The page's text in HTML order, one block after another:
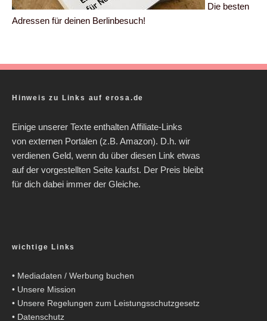
Die besten
Adressen für deinen Berlinbesuch!
Hinweis zu Links auf erosa.de
Einige unserer Texte enthalten Affiliate-Links
von externen Portalen (z.B. Amazon). D.h. wir
verdienen Geld, wenn du über diesen Link etwas
auf der vorgestellten Seite kaufst. Der Preis bleibt
für dich dabei immer der Gleiche.
wichtige Links
• Mediadaten / Werbung buchen
• Unsere Mission
• Unsere Regelungen zum Leistungsschutzgesetz
• Datenschutz